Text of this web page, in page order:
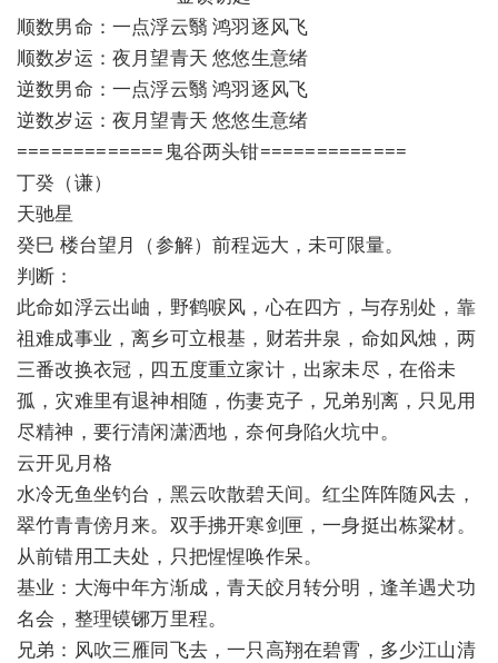
顺数男命：一点浮云翳 鸿羽逐风飞
顺数岁运：夜月望青天 悠悠生意绪
逆数男命：一点浮云翳 鸿羽逐风飞
逆数岁运：夜月望青天 悠悠生意绪
=============鬼谷两头钳=============
丁癸（谦）
天驰星
癸巳 楼台望月（参解）前程远大，未可限量。
判断：
此命如浮云出岫，野鹤唳风，心在四方，与存别处，靠
祖难成事业，离乡可立根基，财若井泉，命如风烛，两
三番改换衣冠，四五度重立家计，出家未尽，在俗未
孤，灾难里有退神相随，伤妻克子，兄弟别离，只见用
尽精神，要行清闲潇洒地，奈何身陷火坑中。
云开见月格
水冷无鱼坐钓台，黑云吹散碧天间。红尘阵阵随风去，
翠竹青青傍月来。双手拂开寒剑匣，一身挺出栋粱材。
从前错用工夫处，只把惺惺唤作呆。
基业：大海中年方渐成，青天皎月转分明，逢羊遇犬功
名会，整理镆铘万里程。
兄弟：风吹三雁同飞去，一只高翔在碧霄，多少江山清